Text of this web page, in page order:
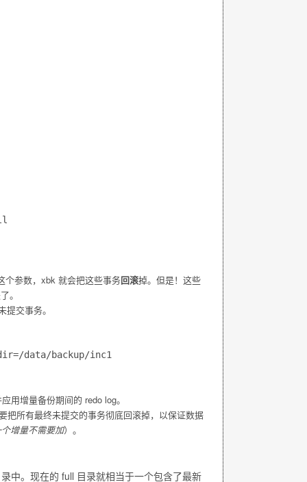
个参数，xbk 就会把这些事务回滚掉。但是！这些
。
交事务。
用增量备份期间的 redo log。
把所有最终未提交的事务彻底回滚掉，以保证数据
增量不需要加）。
中。现在的 full 目录就相当于一个包含了最新